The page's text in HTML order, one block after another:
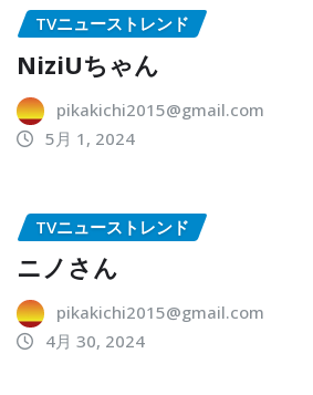
TVニューストレンド
NiziUちゃん
pikakichi2015@gmail.com
5月 1, 2024
TVニューストレンド
ニノさん
pikakichi2015@gmail.com
4月 30, 2024